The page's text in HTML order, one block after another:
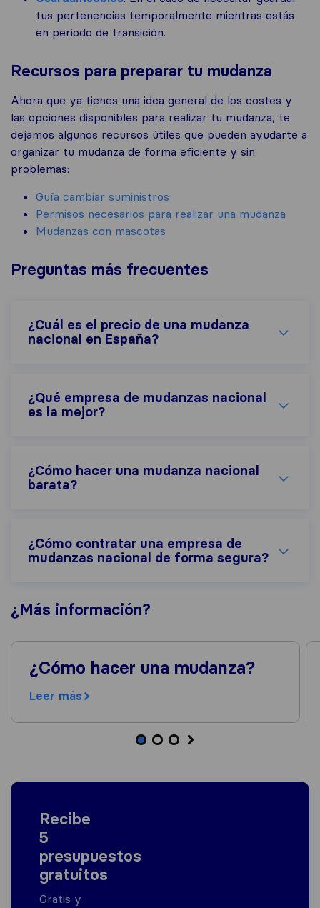
tus pertenencias temporalmente mientras estás
en periodo de transición.
Recursos para preparar tu mudanza
Ahora que ya tienes una idea general de los costes y
las opciones disponibles para realizar tu mudanza, te
dejamos algunos recursos útiles que pueden ayudarte a
organizar tu mudanza de forma eficiente y sin
problemas:
Guía cambiar suministros
Permisos necesarios para realizar una mudanza
Mudanzas con mascotas
Preguntas más frecuentes
¿Cuál es el precio de una mudanza
nacional en España?
¿Qué empresa de mudanzas nacional
es la mejor?
¿Cómo hacer una mudanza nacional
barata?
¿Cómo contratar una empresa de
mudanzas nacional de forma segura?
¿Más información?
¿Cómo hacer una mudanza?
Leer más
Recibe
5
presupuestos
gratuitos
Gratis y